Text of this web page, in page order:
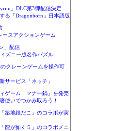
」DLC第3弾配信決定
る「Dragonborn」日本語版
ースアクションゲーム
」配信
ズニー版名作パズル
クレーンゲームを操作可
サービス「ネッチ」
ゲーム「マナー鍋」を発売
使いでつかみ取ろう！
築地銀だこ」のコラボが実
龍が如く５」のコラボメニ